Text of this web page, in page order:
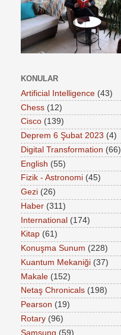
KONULAR
Artificial Intelligence (43)
Chess (12)
Cisco (139)
Deprem 6 Şubat 2023 (4)
Digital Transformation (66)
English (55)
Fizik - Astronomi (45)
Gezi (26)
Haber (311)
International (174)
Kitap (61)
Konuşma Sunum (228)
Kuantum Mekaniği (37)
Makale (152)
Netaş Chronicals (198)
Pearson (19)
Rotary (96)
Samsung (59)